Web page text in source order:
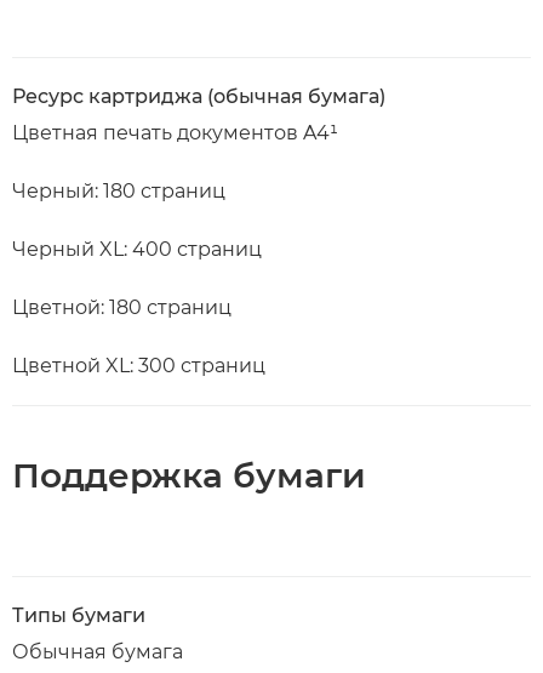
Ресурс картриджа (обычная бумага)
Цветная печать документов A4¹
Черный: 180 страниц
Черный XL: 400 страниц
Цветной: 180 страниц
Цветной XL: 300 страниц
Поддержка бумаги
Типы бумаги
Обычная бумага